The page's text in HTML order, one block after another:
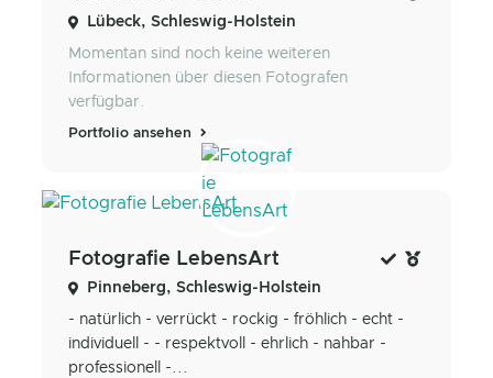
Lübeck, Schleswig-Holstein
Momentan sind noch keine weiteren
Informationen über diesen Fotografen
verfügbar.
Portfolio ansehen
Fotografie LebensArt
Pinneberg, Schleswig-Holstein
- natürlich - verrückt - rockig - fröhlich - echt -
individuell - - respektvoll - ehrlich - nahbar -
professionell -...